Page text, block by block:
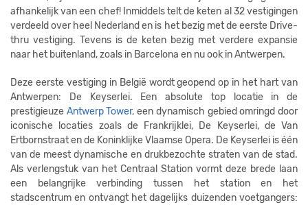
afhankelijk van een chef! Inmiddels telt de keten al 32 vestigingen
verdeeld over heel Nederland en is het bezig met de eerste Drive-
thru vestiging. Tevens is de keten bezig met verdere expansie
naar het buitenland, zoals in Barcelona en nu ook in Antwerpen.
Deze eerste vestiging in België wordt geopend op in het hart van
Antwerpen: De Keyserlei. Een absolute top locatie in de
prestigieuze Antwerp Tower, een dynamisch gebied omringd door
iconische locaties zoals de Frankrijklei, De Keyserlei, de Van
Ertbornstraat en de Koninklijke Vlaamse Opera. De Keyserlei is één
van de meest dynamische en drukbezochte straten van de stad.
Als verlengstuk van het Centraal Station vormt deze brede laan
een belangrijke verbinding tussen het station en het
stadscentrum en ontvangt het dagelijks duizenden voetgangers: